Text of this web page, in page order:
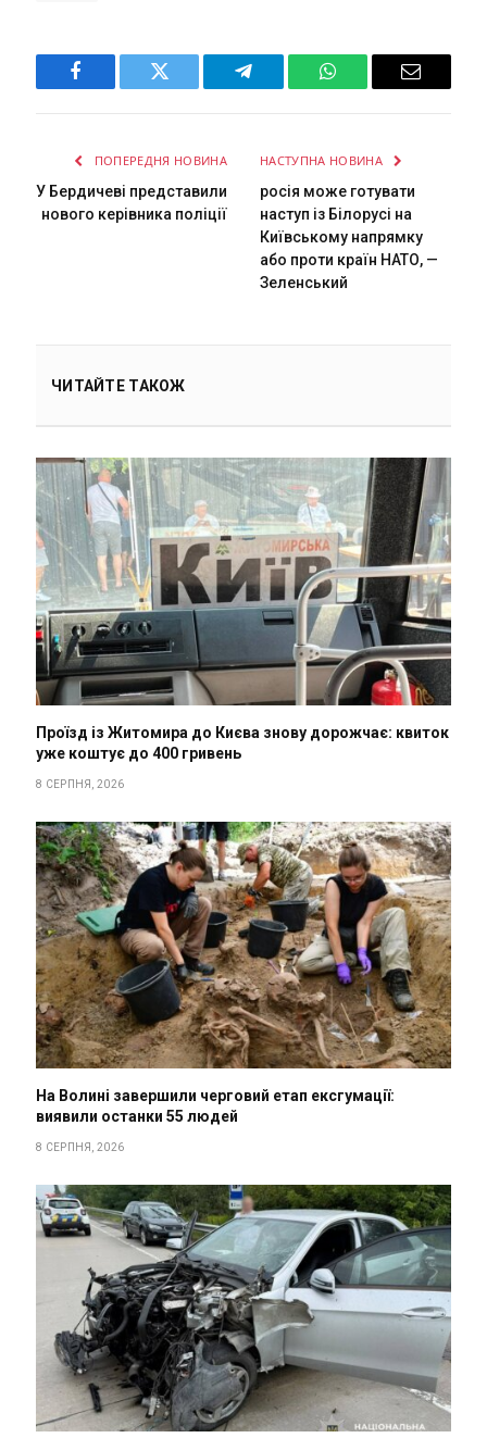
Facebook Twitter Telegram WhatsAppEmail
ПОПЕРЕДНЯ НОВИНА
У Бердичеві представили
нового керівника поліції
НАСТУПНА НОВИНА
росія може готувати
наступ із Білорусі на
Київському напрямку
або проти країн НАТО, —
Зеленський
ЧИТАЙТЕ ТАКОЖ
Проїзд із Житомира до Києва знову дорожчає: квиток
уже коштує до 400 гривень
8 СЕРПНЯ, 2026
На Волині завершили черговий етап ексгумації:
виявили останки 55 людей
8 СЕРПНЯ, 2026